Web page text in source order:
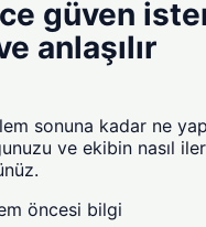
güven
anlaşılır
sonuna kadar ne
ve ekibin nasıl
öncesi bilgi